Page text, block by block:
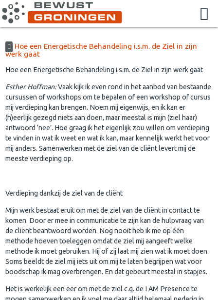
Hoe een Energetische Behandeling i.s.m. de Ziel in zijn
werk gaat
Hoe een Energetische Behandeling i.s.m. de Ziel in zijn werk gaat
Esther Hoffman:Vaak kijk ik even rond in het aanbod van bestaande
cursussen of workshops om te bepalen of een workshop of cursus
mij verdieping kan brengen. Noem mij eigenwijs, en ik kan er
(h)eerlijk gezegd niets aan doen, maar meestal is mijn (ziel haar)
antwoord ‘nee’. Hoe graag ik het eigenlijk zou willen om verdieping
te vinden in wat ik weet en wat ik kan, maar kennelijk werkt het voor
mij anders. Samenwerken met de ziel van de cliënt levert mij de
meeste verdieping op.
Verdieping dankzij de ziel van de cliënt
Mijn werk bestaat eruit om met de ziel van de cliënt in contact te
komen. Door er mee in communicatie te zijn kan de hulpvraag van
de cliënt beantwoord worden. Nog nooit heb ik me op één
methode hoeven toeleggen omdat de ziel mij aangeeft welke
methode ik moet gebruiken. Hij of zij laat mij zien wat ik moet doen.
Soms beeldt de ziel mij iets uit om mij te laten begrijpen wat voor
boodschap ik mag overbrengen. En dat gebeurt meestal in stapjes.
Het is werkelijk een eer om met de ziel c.q. de I AM Presence te